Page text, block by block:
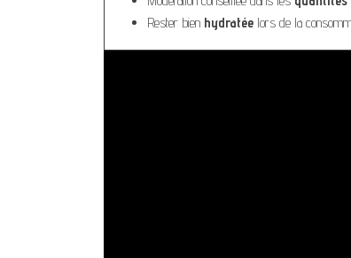
Rester bien hydratée lors de la